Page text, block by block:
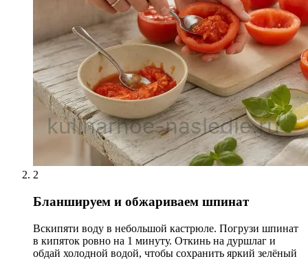
2
Бланшируем и обжариваем шпинат
Вскипяти воду в небольшой кастрюле. Погрузи шпинат
в кипяток ровно на 1 минуту. Откинь на дуршлаг и
обдай холодной водой, чтобы сохранить яркий зелёный